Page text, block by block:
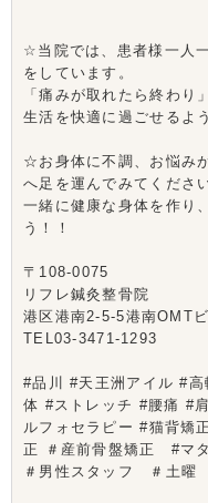
☆当院では、患者様一人
をしています。
「痛みが取れたら終わり
生活を快適に過ごせるよ
☆お身体に不調、お悩み
へ足を運んでみてくださ
一緒に健康な身体を作り
う！！
〒108-0075
リフレ鍼灸整骨院
港区港南2-5-5港南OMT
TEL03-3471-1293
#品川 #天王洲アイル #
体 #ストレッチ #腰痛 #
ルフォセラピー #猫背矯
正 ＃産前骨盤矯正 #マ
＃男性スタッフ ＃土曜